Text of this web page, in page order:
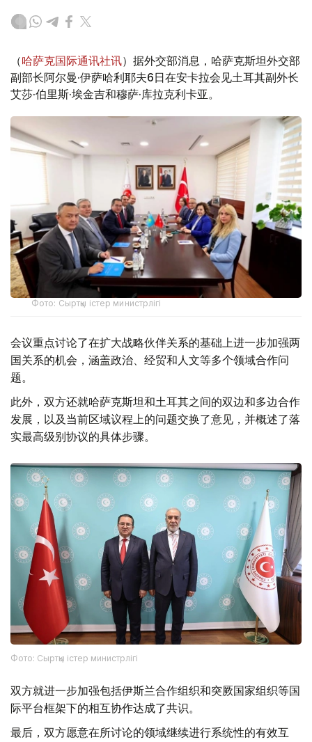
（哈萨克国际通讯社讯）据外交部消息，哈萨克斯坦外交部
副部长阿尔曼·伊萨哈利耶夫6日在安卡拉会见土耳其副外长
艾莎·伯里斯·埃金吉和穆萨·库拉克利卡亚。
Фото: Сыртқы істер министрлігі
会议重点讨论了在扩大战略伙伴关系的基础上进一步加强两
国关系的机会，涵盖政治、经贸和人文等多个领域合作问
题。
此外，双方还就哈萨克斯坦和土耳其之间的双边和多边合作
发展，以及当前区域议程上的问题交换了意见，并概述了落
实最高级别协议的具体步骤。
Фото: Сыртқы істер министрлігі
双方就进一步加强包括伊斯兰合作组织和突厥国家组织等国
际平台框架下的相互协作达成了共识。
最后，双方愿意在所讨论的领域继续进行系统性的有效互